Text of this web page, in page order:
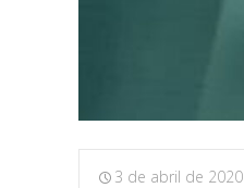
3 de abril de 2020